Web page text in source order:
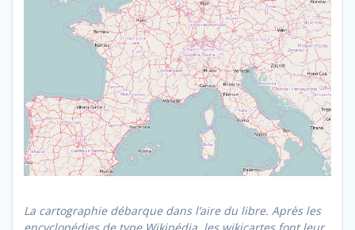
La cartographie débarque dans l’aire du libre. Après les